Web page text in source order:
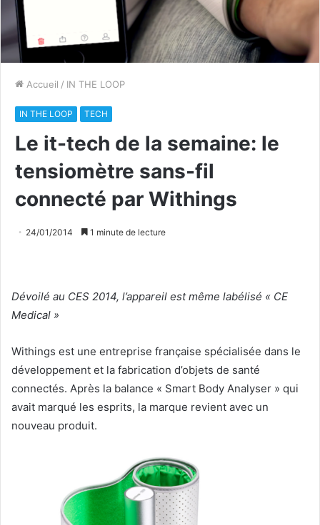
Accueil / IN THE LOOP
IN THE LOOP TECH
Le it-tech de la semaine: le
tensiomètre sans-fil
connecté par Withings
24/01/2014 1 minute de lecture
Dévoilé au CES 2014, l’appareil est même labélisé « CE
Medical »
Withings est une entreprise française spécialisée dans le
développement et la fabrication d’objets de santé
connectés. Après la balance « Smart Body Analyser » qui
avait marqué les esprits, la marque revient avec un
nouveau produit.